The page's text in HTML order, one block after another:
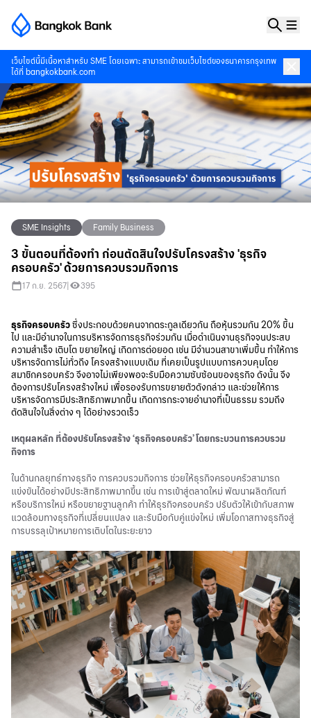
เว็บไซต์นี้มีเนื้อหาสำหรับ SME โดยเฉพาะ สามารถเข้าชมเว็บไซต์ของธนาคารกรุงเทพ
ได้ที่ bangkokbank.com
SME Insights Family Business
3 ขั้นตอนที่ต้องทำ ก่อนตัดสินใจปรับโครงสร้าง 'ธุรกิจ
ครอบครัว' ด้วยการควบรวมกิจการ
17 ก.ย. 2567 395
ธุรกิจครอบครัวซึ่งประกอบด้วยคนจากตระกูลเดียวกัน ถือหุ้นรวมกัน 20% ขึ้น
ไป และมีอำนาจในการบริหารจัดการธุรกิจร่วมกัน เมื่อดำเนินงานธุรกิจจนประสบ
ความสำเร็จ เติบโต ขยายใหญ่ เกิดการต่อยอด เช่น มีจำนวนสาขาเพิ่มขึ้น ทำให้การ
บริหารจัดการไม่ทั่วถึง โครงสร้างแบบเดิม ที่เคยเป็นรูปแบบการควบคุมโดย
สมาชิกครอบครัว จึงอาจไม่เพียงพอจะรับมือความซับซ้อนของธุรกิจ ดังนั้น จึง
ต้องการปรับโครงสร้างใหม่ เพื่อรองรับการขยายตัวดังกล่าว และช่วยให้การ
บริหารจัดการมีประสิทธิภาพมากขึ้น เกิดการกระจายอำนาจที่เป็นธรรม รวมถึง
ตัดสินใจในสิ่งต่าง ๆ ได้อย่างรวดเร็ว
เหตุผลหลัก ที่ต้องปรับโครงสร้าง ‘ธุรกิจครอบครัว’ โดยกระบวนการควบรวม
กิจการ
ในด้านกลยุทธ์ทางธุรกิจ การควบรวมกิจการ ช่วยให้ธุรกิจครอบครัวสามารถ
แข่งขันได้อย่างมีประสิทธิภาพมากขึ้น เช่น การเข้าสู่ตลาดใหม่ พัฒนาผลิตภัณฑ์
หรือบริการใหม่ หรือขยายฐานลูกค้า ทำให้ธุรกิจครอบครัว ปรับตัวให้เข้ากับสภาพ
แวดล้อมทางธุรกิจที่เปลี่ยนแปลง และรับมือกับคู่แข่งใหม่ เพิ่มโอกาสทางธุรกิจสู่
การบรรลุเป้าหมายการเติบโตในระยะยาว